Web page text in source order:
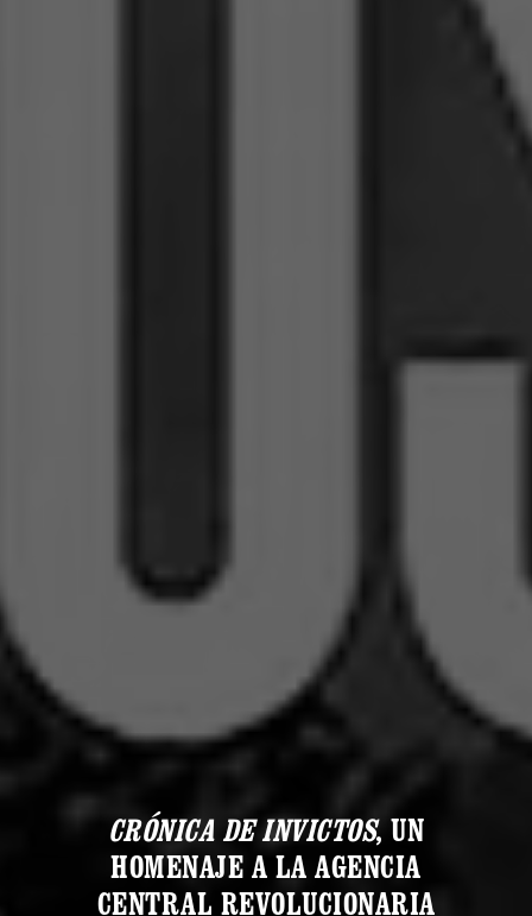
CRÓNICA DE INVICTOS, UN
HOMENAJE A LA AGENCIA
CENTRAL REVOLUCIONARIA